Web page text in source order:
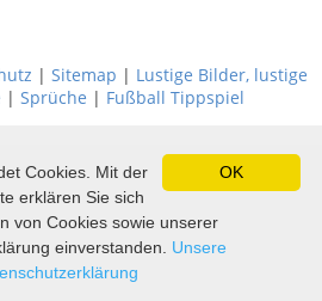
| Sitemap | Lustige Bilder, lustige
| Sprüche | Fußball Tippspiel
OK
Cookies. Mit der
erklären Sie sich
von Cookies sowie unserer
einverstanden. Unsere